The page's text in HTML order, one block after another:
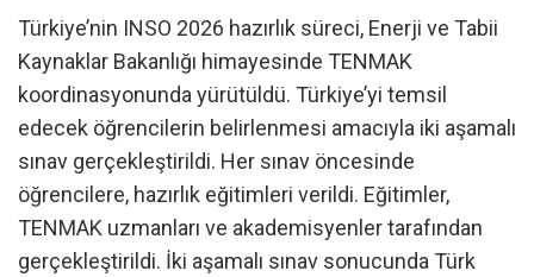
Türkiye’nin INSO 2026 hazırlık süreci, Enerji ve Tabii
Kaynaklar Bakanlığı himayesinde TENMAK
koordinasyonunda yürütüldü. Türkiye’yi temsil
edecek öğrencilerin belirlenmesi amacıyla iki aşamalı
sınav gerçekleştirildi. Her sınav öncesinde
öğrencilere, hazırlık eğitimleri verildi. Eğitimler,
TENMAK uzmanları ve akademisyenler tarafından
gerçekleştirildi. İki aşamalı sınav sonucunda Türk